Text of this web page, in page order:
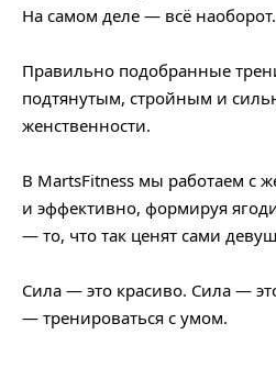
На самом деле — всё наоборот.
Правильно подобранные
подтянутым, стройным и
женственности.
В MartsFitness мы работаем с
и эффективно, формируя
— то, что так ценят сами
Сила — это красиво. Сила —
— тренироваться с умом.